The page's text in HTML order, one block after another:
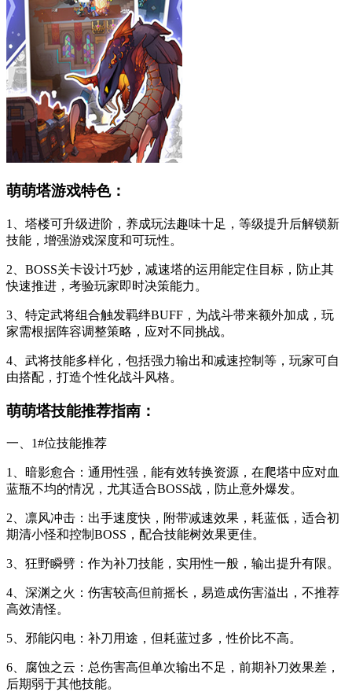
萌萌塔游戏特色：
1、塔楼可升级进阶，养成玩法趣味十足，等级提升后解锁新
技能，增强游戏深度和可玩性。
2、BOSS关卡设计巧妙，减速塔的运用能定住目标，防止其
快速推进，考验玩家即时决策能力。
3、特定武将组合触发羁绊BUFF，为战斗带来额外加成，玩
家需根据阵容调整策略，应对不同挑战。
4、武将技能多样化，包括强力输出和减速控制等，玩家可自
由搭配，打造个性化战斗风格。
萌萌塔技能推荐指南：
一、1#位技能推荐
1、暗影愈合：通用性强，能有效转换资源，在爬塔中应对血
蓝瓶不均的情况，尤其适合BOSS战，防止意外爆发。
2、凛风冲击：出手速度快，附带减速效果，耗蓝低，适合初
期清小怪和控制BOSS，配合技能树效果更佳。
3、狂野瞬劈：作为补刀技能，实用性一般，输出提升有限。
4、深渊之火：伤害较高但前摇长，易造成伤害溢出，不推荐
高效清怪。
5、邪能闪电：补刀用途，但耗蓝过多，性价比不高。
6、腐蚀之云：总伤害高但单次输出不足，前期补刀效果差，
后期弱于其他技能。